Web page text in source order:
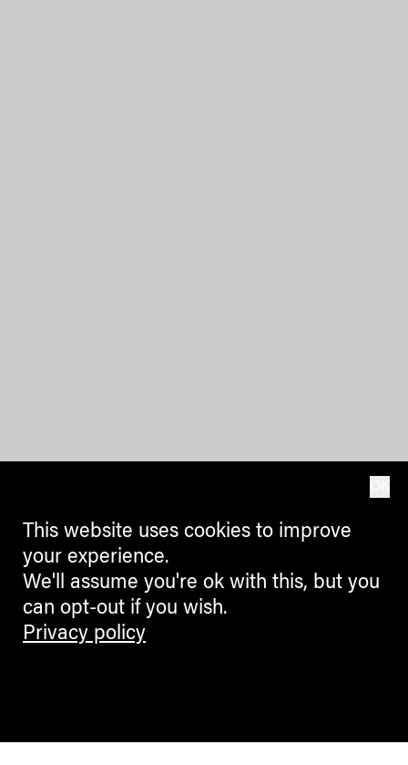
This website uses cookies to improve
your experience.
We'll assume you're ok with this, but you
can opt-out if you wish.
Privacy policy